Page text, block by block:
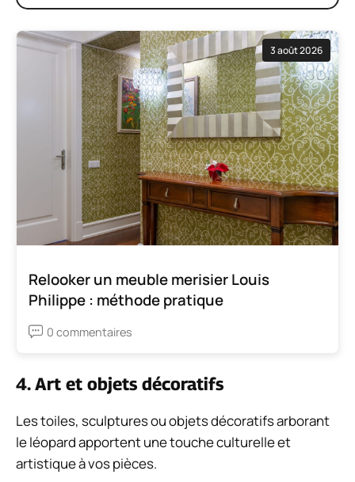
3 août 2026
Relooker un meuble merisier Louis
Philippe : méthode pratique
0 commentaires
4. Art et objets décoratifs
Les toiles, sculptures ou objets décoratifs arborant
le léopard apportent une touche culturelle et
artistique à vos pièces.